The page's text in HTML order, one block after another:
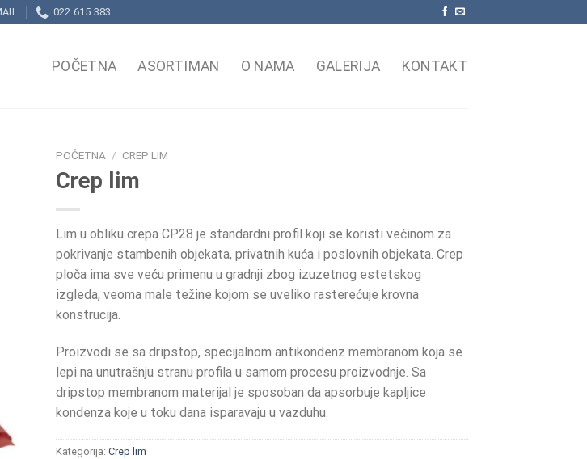
022 615 383
POČETNA ASORTIMAN O NAMA GALERIJA KONTAKT
POČETNA / CREP LIM
Crep lim
Lim u obliku crepa CP28 je standardni profil koji se koristi većinom za
pokrivanje stambenih objekata, privatnih kuća i poslovnih objekata. Crep
ploča ima sve veću primenu u gradnji zbog izuzetnog estetskog
izgleda, veoma male težine kojom se uveliko rasterećuje krovna
konstrucija.
Proizvodi se sa dripstop, specijalnom antikondenz membranom koja se
lepi na unutrašnju stranu profila u samom procesu proizvodnje. Sa
dripstop membranom materijal je sposoban da apsorbuje kapljice
kondenza koje u toku dana isparavaju u vazduhu.
Kategorija: Crep lim